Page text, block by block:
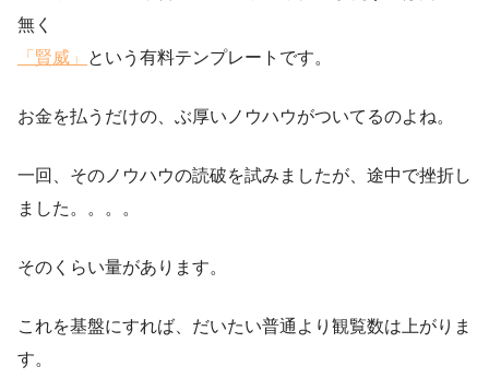
無く
「賢威」
という有料テンプレートです。
お金を払うだけの、ぶ厚いノウハウがついてるのよね。
一回、そのノウハウの読破を試みましたが、途中で挫折し
ました。。。。
そのくらい量があります。
これを基盤にすれば、だいたい普通より観覧数は上がりま
す。